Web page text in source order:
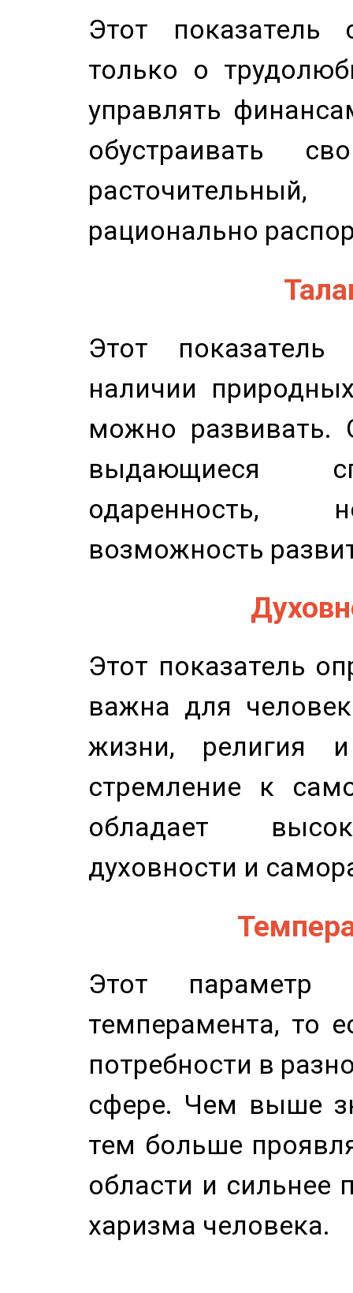
Этот показатель
только о
управлять
обустраивать
рационально
Этот показатель
наличии
можно развивать.
выдающиеся
одаренность,
возможность
Этот показатель
важна для
жизни, религия
стремление к
обладает
духовности и
Этот параметр
темперамента, то
потребности в
сфере. Чем выше
тем больше
области и сильнее
харизма человека.